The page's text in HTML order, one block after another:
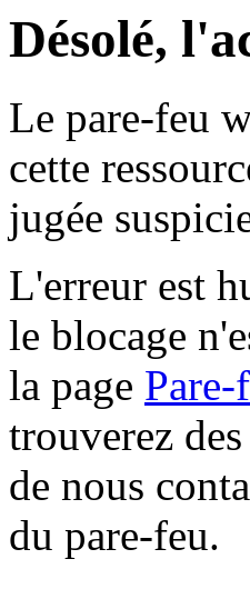
Désolé,
Le pare-feu
cette
jugée
L'erreur est
le blocage
la page
trouverez
de nous
du pare-feu.